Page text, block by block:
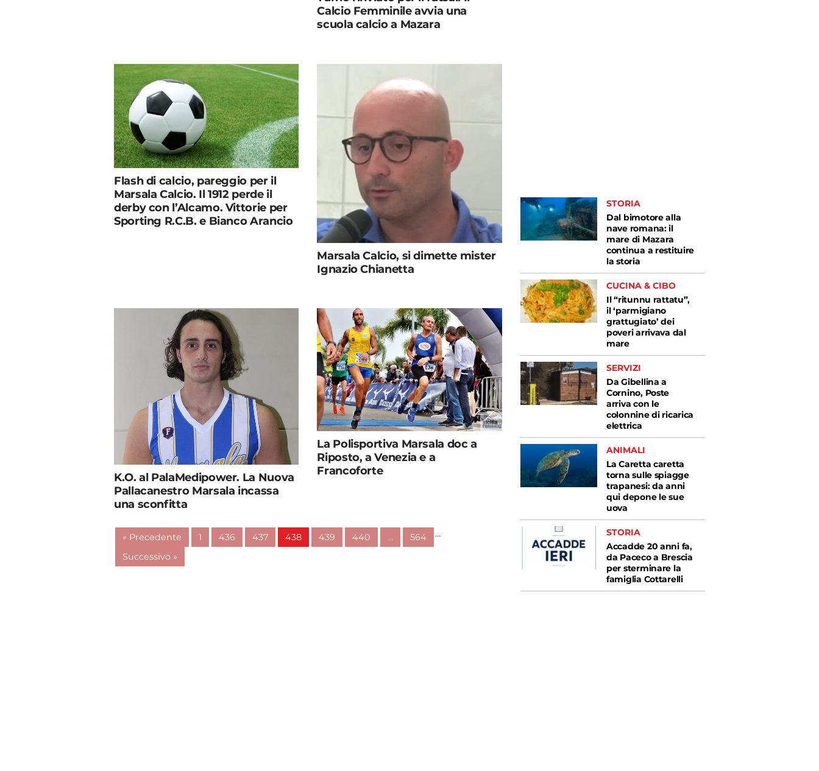
Calcio Femminile avvia una
scuola calcio a Mazara
Flash di calcio, pareggio per il
Marsala Calcio. Il 1912 perde il
derby con l’Alcamo. Vittorie per
Sporting R.C.B. e Bianco Arancio
Marsala Calcio, si dimette mister
Ignazio Chianetta
K.O. al PalaMedipower. La Nuova
Pallacanestro Marsala incassa
una sconfitta
La Polisportiva Marsala doc a
Riposto, a Venezia e a
Francoforte
« Precedente 1 …
436 437 438 439 440 …
564
Successivo »
STORIA
Dal bimotore alla
nave romana: il
mare di Mazara
continua a restituire
la storia
CUCINA & CIBO
Il “ritunnu rattatu”,
il ‘parmigiano
grattugiato’ dei
poveri arrivava dal
mare
SERVIZI
Da Gibellina a
Cornino, Poste
arriva con le
colonnine di ricarica
elettrica
ANIMALI
La Caretta caretta
torna sulle spiagge
trapanesi: da anni
qui depone le sue
uova
STORIA
Accadde 20 anni fa,
da Paceco a Brescia
per sterminare la
famiglia Cottarelli